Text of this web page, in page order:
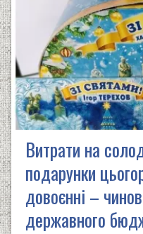
Витрати на
подарунки
довоєнні –
державного